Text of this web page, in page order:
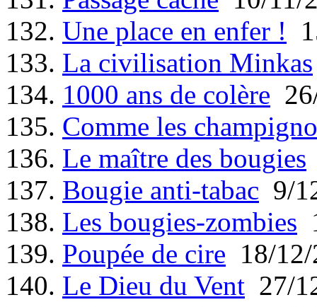
132. Une place en enfer !
133. La civilisation Minkas
134. 1000 ans de colère
135. Comme les
136. Le maître des bougies
137. Bougie anti-tabac 9/
138. Les bougies-zombies
139. Poupée de cire 18/
140. Le Dieu du Vent 27/